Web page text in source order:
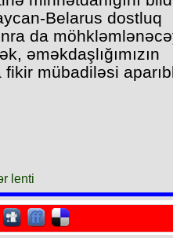
Belarus dostluq
da
əməkdaşlığımızın
mübadiləsi
lenti